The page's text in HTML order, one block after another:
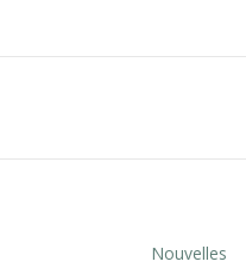
Nouvelles